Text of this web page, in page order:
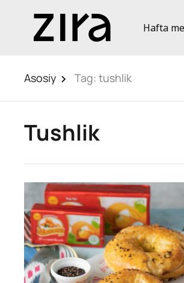
Hafta
Asosiy Tag: tushlik
Tushlik